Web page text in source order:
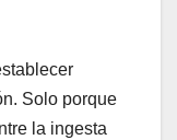
Solo porque
la ingesta